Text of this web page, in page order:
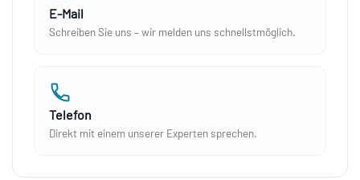
E-Mail
Schreiben Sie uns – wir melden uns schnellstmöglich.
Telefon
Direkt mit einem unserer Experten sprechen.